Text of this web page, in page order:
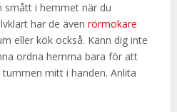
smått i hemmet när du
har de även rörmokare
eller kök också. Känn dig inte
ordna hemma bara för att
mitt i handen. Anlita